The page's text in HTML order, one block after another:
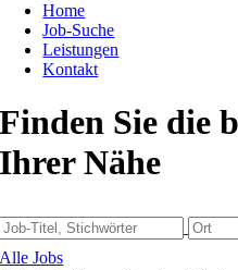
Home
Job-Suche
Leistungen
Kontakt
Finden Sie die
Ihrer Nähe
Alle Jobs